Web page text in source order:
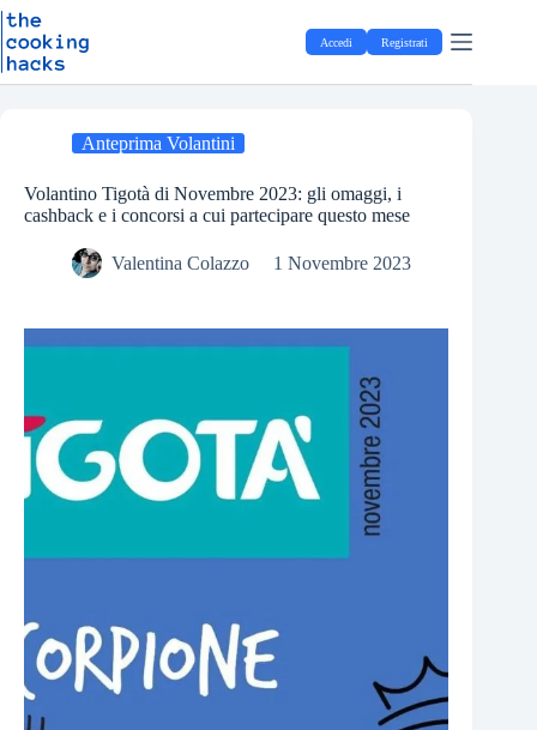
S
t
Salta
al
contenuto
Accedi Registrati
Anteprima Volantini
Volantino Tigotà di Novembre 2023: gli omaggi, i
cashback e i concorsi a cui partecipare questo mese
Valentina Colazzo 1 Novembre 2023